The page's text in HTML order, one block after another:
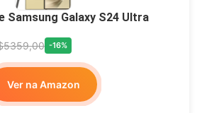
Samsung Galaxy S24 Ultra
-16%
Ver na Amazon